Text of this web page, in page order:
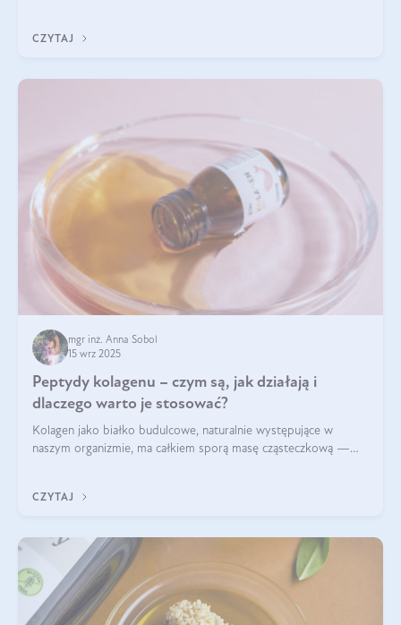
wysokiej jakości suplem
CZYTAJ
mgr inż. Anna Sobol
15 wrz 2025
Peptydy kolagenu – czym są, jak działają i
dlaczego warto je stosować?
Kolagen jako białko budulcowe, naturalnie występujące w
naszym organizmie, ma całkiem sporą masę cząsteczkową —
bardziej biodostępny
CZYTAJ